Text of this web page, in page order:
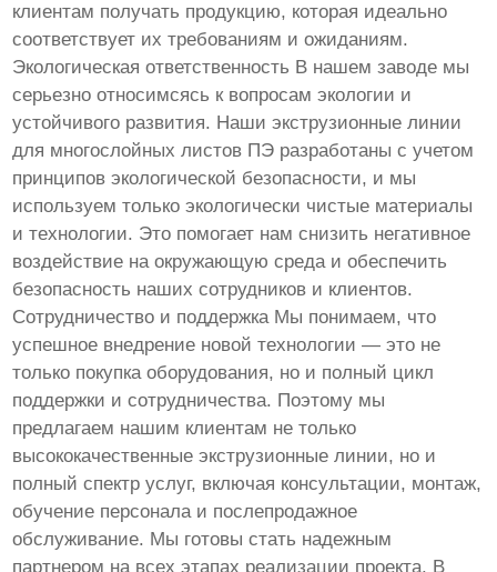
клиентам получать продукцию, которая идеально
соответствует их требованиям и ожиданиям.
Экологическая ответственность В нашем заводе мы
серьезно относимсясь к вопросам экологии и
устойчивого развития. Наши экструзионные линии
для многослойных листов ПЭ разработаны с учетом
принципов экологической безопасности, и мы
используем только экологически чистые материалы
и технологии. Это помогает нам снизить негативное
воздействие на окружающую среда и обеспечить
безопасность наших сотрудников и клиентов.
Сотрудничество и поддержка Мы понимаем, что
успешное внедрение новой технологии — это не
только покупка оборудования, но и полный цикл
поддержки и сотрудничества. Поэтому мы
предлагаем нашим клиентам не только
высококачественные экструзионные линии, но и
полный спектр услуг, включая консультации, монтаж,
обучение персонала и послепродажное
обслуживание. Мы готовы стать надежным
партнером на всех этапах реализации проекта. В